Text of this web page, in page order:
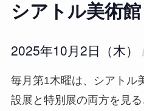
シアトル美術
2025年10月2日（木）
毎月第1木曜は、シアトル
設展と特別展の両方を見る